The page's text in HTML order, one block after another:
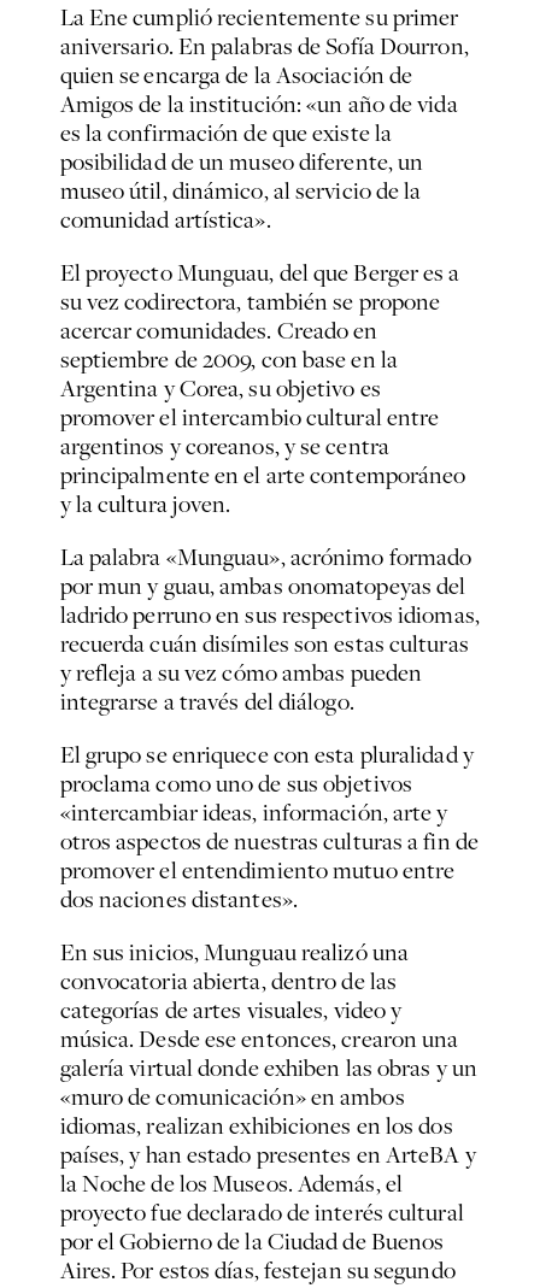
La Ene cumplió recientemente su primer
aniversario. En palabras de Sofía Dourron,
quien se encarga de la Asociación de
Amigos de la institución: «un año de vida
es la confirmación de que existe la
posibilidad de un museo diferente, un
museo útil, dinámico, al servicio de la
comunidad artística».
El proyecto Munguau, del que Berger es a
su vez codirectora, también se propone
acercar comunidades. Creado en
septiembre de 2009, con base en la
Argentina y Corea, su objetivo es
promover el intercambio cultural entre
argentinos y coreanos, y se centra
principalmente en el arte contemporáneo
y la cultura joven.
La palabra «Munguau», acrónimo formado
por mun y guau, ambas onomatopeyas del
ladrido perruno en sus respectivos idiomas,
recuerda cuán disímiles son estas culturas
y refleja a su vez cómo ambas pueden
integrarse a través del diálogo.
El grupo se enriquece con esta pluralidad y
proclama como uno de sus objetivos
«intercambiar ideas, información, arte y
otros aspectos de nuestras culturas a fin de
promover el entendimiento mutuo entre
dos naciones distantes».
En sus inicios, Munguau realizó una
convocatoria abierta, dentro de las
categorías de artes visuales, video y
música. Desde ese entonces, crearon una
galería virtual donde exhiben las obras y un
«muro de comunicación» en ambos
idiomas, realizan exhibiciones en los dos
países, y han estado presentes en ArteBA y
la Noche de los Museos. Además, el
proyecto fue declarado de interés cultural
por el Gobierno de la Ciudad de Buenos
Aires. Por estos días, festejan su segundo